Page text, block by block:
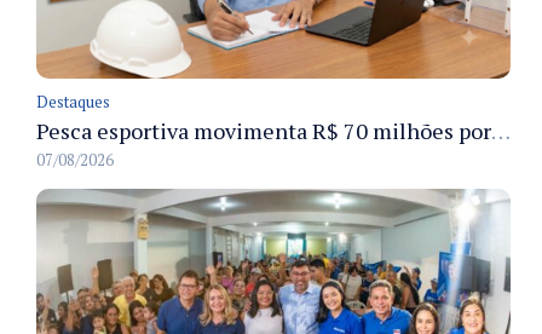
Destaques
Pesca esportiva movimenta R$ 70 milhões por ano e ganha espaço na economia sustentável do Amazonas
07/08/2026